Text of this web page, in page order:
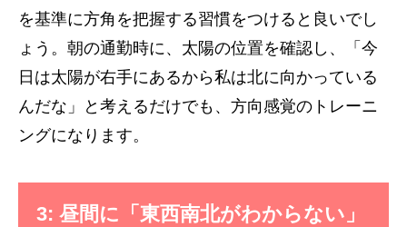
を基準に方角を把握する習慣をつけると良いでし
ょう。朝の通勤時に、太陽の位置を確認し、「今
日は太陽が右手にあるから私は北に向かっている
んだな」と考えるだけでも、方向感覚のトレーニ
ングになります。
3: 昼間に「東西南北がわからない」